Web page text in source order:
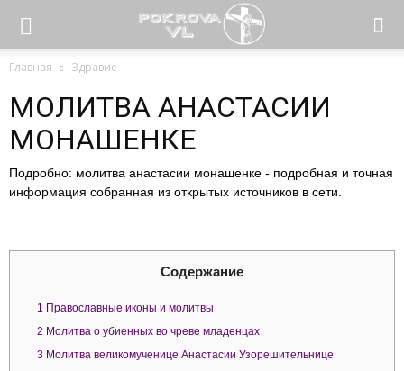
Главная Здравие
МОЛИТВА АНАСТАСИИ
МОНАШЕНКЕ
Подробно: молитва анастасии монашенке - подробная и точная
информация собранная из открытых источников в сети.
Содержание
1 Православные иконы и молитвы
2 Молитва о убиенных во чреве младенцах
3 Молитва великомученице Анастасии Узорешительнице